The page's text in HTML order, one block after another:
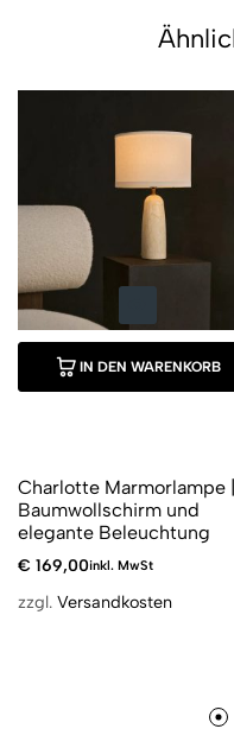
IN DEN WARENKORB
Charlotte Marmorlampe |
Baumwollschirm und
elegante Beleuchtung
€ 169,00inkl. MwSt
zzgl. Versandkosten